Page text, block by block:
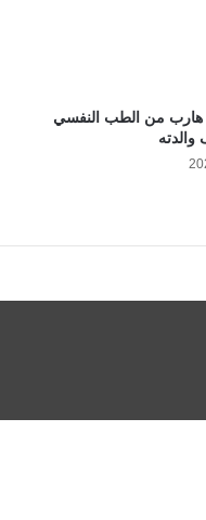
هارب من الطب النفسي